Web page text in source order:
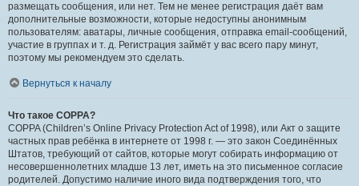
размещать сообщения, или нет. Тем не менее регистрация даёт вам
дополнительные возможности, которые недоступны анонимным
пользователям: аватары, личные сообщения, отправка email-сообщений,
участие в группах и т. д. Регистрация займёт у вас всего пару минут,
поэтому мы рекомендуем это сделать.
Вернуться к началу
Что такое COPPA?
COPPA (Children’s Online Privacy Protection Act of 1998), или Акт о защите
частных прав ребёнка в интернете от 1998 г. — это закон Соединённых
Штатов, требующий от сайтов, которые могут собирать информацию от
несовершеннолетних младше 13 лет, иметь на это письменное согласие
родителей. Допустимо наличие иного вида подтверждения того, что